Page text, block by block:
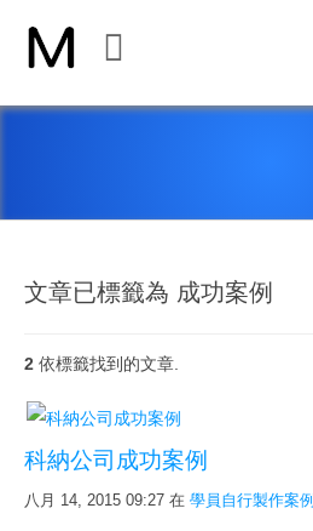
關
閉
台
Claris FileMaker 平台
FileMaker 系統安全性
新 Claris FileMaker 2023
Claris Connect 流程自動化
文章已標籤為 成功案例
2 依標籤找到的文章.
科納公司成功案例
八月 14, 2015 09:27 在 學員自行製作案例